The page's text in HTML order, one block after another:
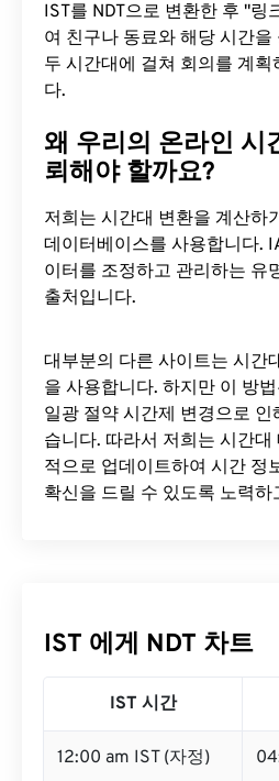
IST를 NDT으로 변환한 후 "링
여 친구나 동료와 해당 시간
두 시간대에 걸쳐 회의를 계획
다.
왜 우리의 온라인 시
뢰해야 할까요?
저희는 시간대 변환을 계산하
데이터베이스를 사용합니다.
이터를 조정하고 관리하는 유
출처입니다.
대부분의 다른 사이트는 시간
을 사용합니다. 하지만 이 방
일광 절약 시간제 변경으로
습니다. 따라서 저희는 시간대
적으로 업데이트하여 시간 정
확신을 드릴 수 있도록 노력하
IST 에게 NDT 차트
IST 시간
12:00 am IST (자정)